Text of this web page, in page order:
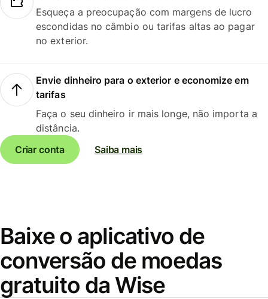
Esqueça a preocupação com margens de lucro
escondidas no câmbio ou tarifas altas ao pagar
no exterior.
Envie dinheiro para o exterior e economize em
tarifas
Faça o seu dinheiro ir mais longe, não importa a
distância.
Criar conta
Saiba mais
Baixe o aplicativo de
conversão de moedas
gratuito da Wise